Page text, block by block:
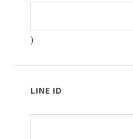
)
LINE ID